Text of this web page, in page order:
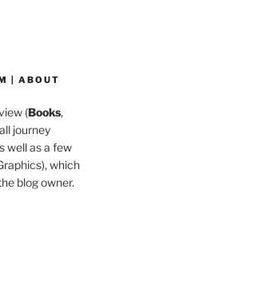
| ABOUT
(Books,
journey
well as a few
which
blog owner.